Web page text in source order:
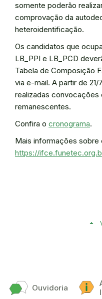
somente poderão
comprovação da
heteroidentificação.
Os candidatos que
LB_PPI e LB_PCD
Tabela de Composição
via e-mail. A partir de
realizadas convocações
remanescentes.
Confira o cronograma.
Mais informações sobre
https://
Ouvidoria